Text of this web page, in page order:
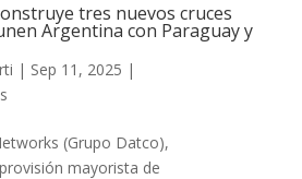
tres nuevos cruces
Argentina con Paraguay y
| Sep 11, 2025 |
(Grupo Datco),
mayorista de